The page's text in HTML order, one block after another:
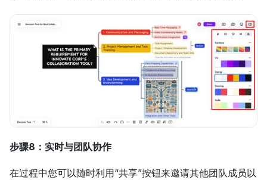
步骤8：实时与团队协作
在过程中您可以随时利用“共享”按钮来邀请其他团队成员以